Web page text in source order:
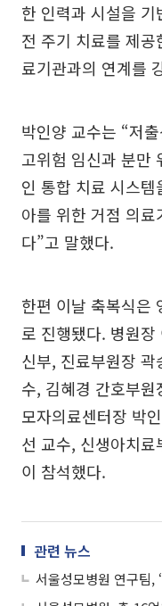
한 인력과 시설을
전 주기 치료를 제
료기관과의 연계를
박인양 교수는 “저
고위험 임신과 분만
인 통합 치료 시스
아를 위한 거점 의
다”고 말했다.
한편 이날 축복식은
로 진행됐다. 병원
신부, 진료부원장
수, 김혜경 간호부
모자의료센터장 박
선 교수, 신생아치
이 참석했다.
관련 뉴스